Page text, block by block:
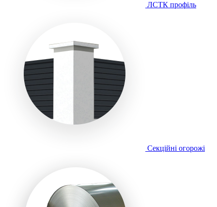
ЛСТК профіль
Секційні огорожі